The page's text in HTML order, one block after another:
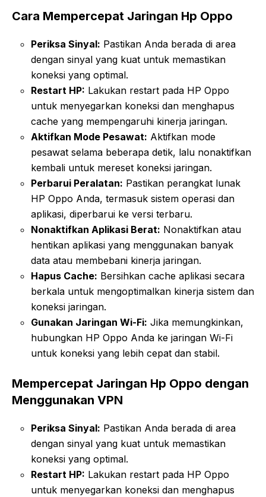
Cara Mempercepat Jaringan Hp Oppo
Periksa Sinyal: Pastikan Anda berada di area
dengan sinyal yang kuat untuk memastikan
koneksi yang optimal.
Restart HP: Lakukan restart pada HP Oppo
untuk menyegarkan koneksi dan menghapus
cache yang mempengaruhi kinerja jaringan.
Aktifkan Mode Pesawat: Aktifkan mode
pesawat selama beberapa detik, lalu nonaktifkan
kembali untuk mereset koneksi jaringan.
Perbarui Peralatan: Pastikan perangkat lunak
HP Oppo Anda, termasuk sistem operasi dan
aplikasi, diperbarui ke versi terbaru.
Nonaktifkan Aplikasi Berat: Nonaktifkan atau
hentikan aplikasi yang menggunakan banyak
data atau membebani kinerja jaringan.
Hapus Cache: Bersihkan cache aplikasi secara
berkala untuk mengoptimalkan kinerja sistem dan
koneksi jaringan.
Gunakan Jaringan Wi-Fi: Jika memungkinkan,
hubungkan HP Oppo Anda ke jaringan Wi-Fi
untuk koneksi yang lebih cepat dan stabil.
Mempercepat Jaringan Hp Oppo dengan
Menggunakan VPN
Periksa Sinyal: Pastikan Anda berada di area
dengan sinyal yang kuat untuk memastikan
koneksi yang optimal.
Restart HP: Lakukan restart pada HP Oppo
untuk menyegarkan koneksi dan menghapus